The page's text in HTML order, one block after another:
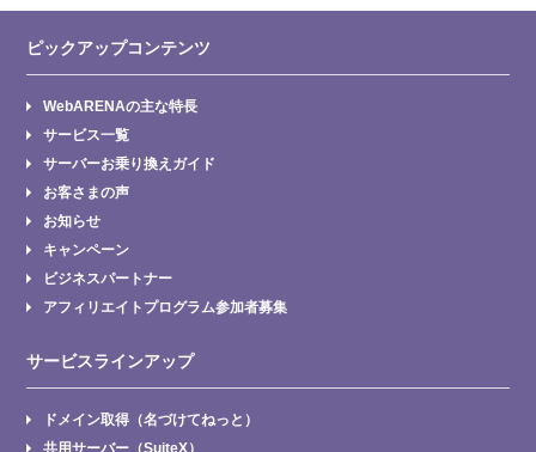
ピックアップコンテンツ
WebARENAの主な特長
サービス一覧
サーバーお乗り換えガイド
お客さまの声
お知らせ
キャンペーン
ビジネスパートナー
アフィリエイトプログラム参加者募集
サービスラインアップ
ドメイン取得（名づけてねっと）
共用サーバー（SuiteX）